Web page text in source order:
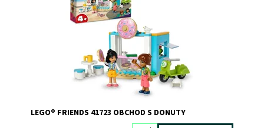
Dostupnost:
Skladem>3
LEGO® FRIENDS 41723 OBCHOD S DONUTY